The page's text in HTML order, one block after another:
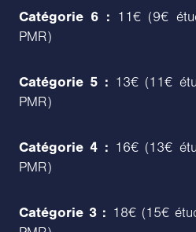
Catégorie 6 : 11€ (9€
PMR)
Catégorie 5 : 13€ (11€
PMR)
Catégorie 4 : 16€ (13€
PMR)
Catégorie 3 : 18€ (15€